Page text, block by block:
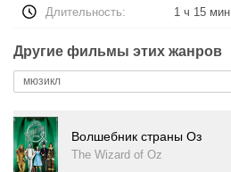
Длительность: 1 ч 15 мин
Другие фильмы этих жанров
мюзикл
Волшебник страны Оз
The Wizard of Oz